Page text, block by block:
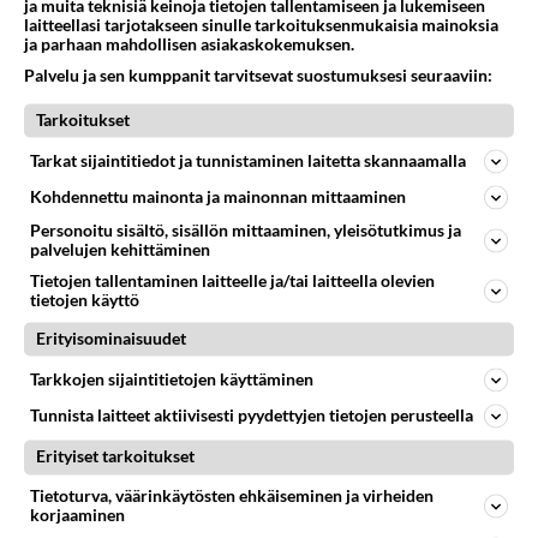
Tämä on vain sinun mielipiteesi.Itse taas tykkään
black velvetistä.20 vuotta meni mutta oli pakko
vastata😄
Äänestä
Anonyymi00005
Oikein hyvää on.
Äänestä
ja muita teknisiä keinoja tietojen tallentamiseen ja lukemiseen
laitteellasi tarjotakseen sinulle tarkoituksenmukaisia mainoksia
ja parhaan mahdollisen asiakaskokemuksen.
Palvelu ja sen kumppanit tarvitsevat suostumuksesi seuraaviin:
Tarkoitukset
Tarkat sijaintitiedot ja tunnistaminen laitetta skannaamalla
Kohdennettu mainonta ja mainonnan mittaaminen
Personoitu sisältö, sisällön mittaaminen, yleisötutkimus ja
palvelujen kehittäminen
Tietojen tallentaminen laitteelle ja/tai laitteella olevien
tietojen käyttö
Erityisominaisuudet
Tarkkojen sijaintitietojen käyttäminen
Tunnista laitteet aktiivisesti pyydettyjen tietojen perusteella
Erityiset tarkoitukset
Tietoturva, väärinkäytösten ehkäiseminen ja virheiden
korjaaminen